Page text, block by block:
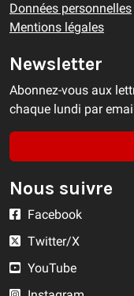
Données personnelles
Mentions légales
Newsletter
Abonnez-vous aux
chaque lundi par
Nous suivre
Facebook
Twitter/X
YouTube